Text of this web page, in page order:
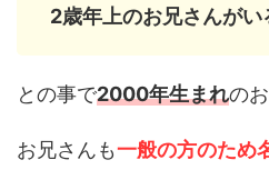
2歳年上のお兄さんがい
との事で2000年生まれの
お兄さんも一般の方のため